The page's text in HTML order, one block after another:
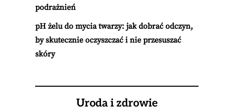
podrażnień
pH żelu do mycia twarzy: jak dobrać odczyn,
by skutecznie oczyszczać i nie przesuszać
skóry
Uroda i zdrowie